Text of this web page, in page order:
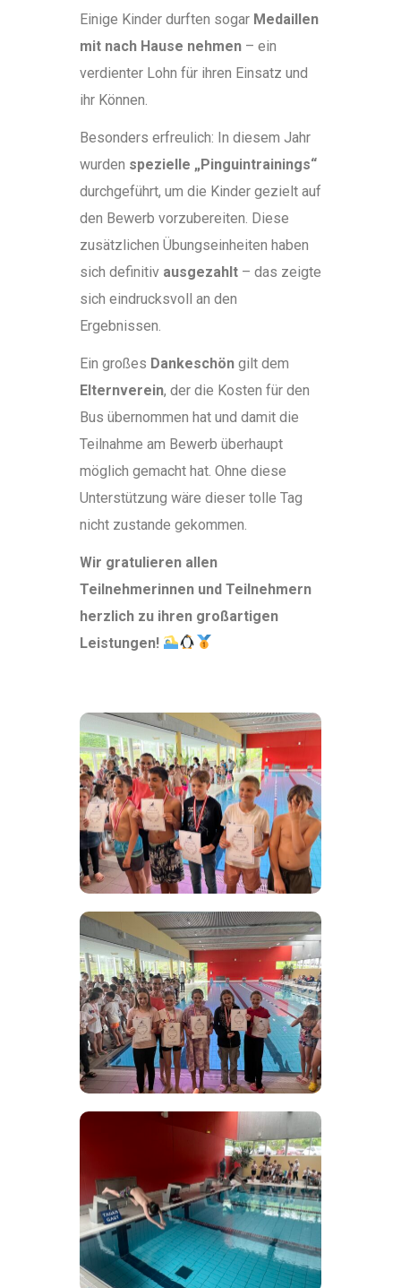
Einige Kinder durften sogar Medaillen
mit nach Hause nehmen – ein
verdienter Lohn für ihren Einsatz und
ihr Können.
Besonders erfreulich: In diesem Jahr
wurden spezielle „Pinguintrainings“
durchgeführt, um die Kinder gezielt auf
den Bewerb vorzubereiten. Diese
zusätzlichen Übungseinheiten haben
sich definitiv ausgezahlt – das zeigte
sich eindrucksvoll an den
Ergebnissen.
Ein großes Dankeschön gilt dem
Elternverein, der die Kosten für den
Bus übernommen hat und damit die
Teilnahme am Bewerb überhaupt
möglich gemacht hat. Ohne diese
Unterstützung wäre dieser tolle Tag
nicht zustande gekommen.
Wir gratulieren allen
Teilnehmerinnen und Teilnehmern
herzlich zu ihren großartigen
Leistungen!